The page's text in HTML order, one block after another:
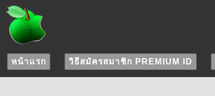
หน้าแรก วิธีสมัครสมาชิก PREMIUM ID